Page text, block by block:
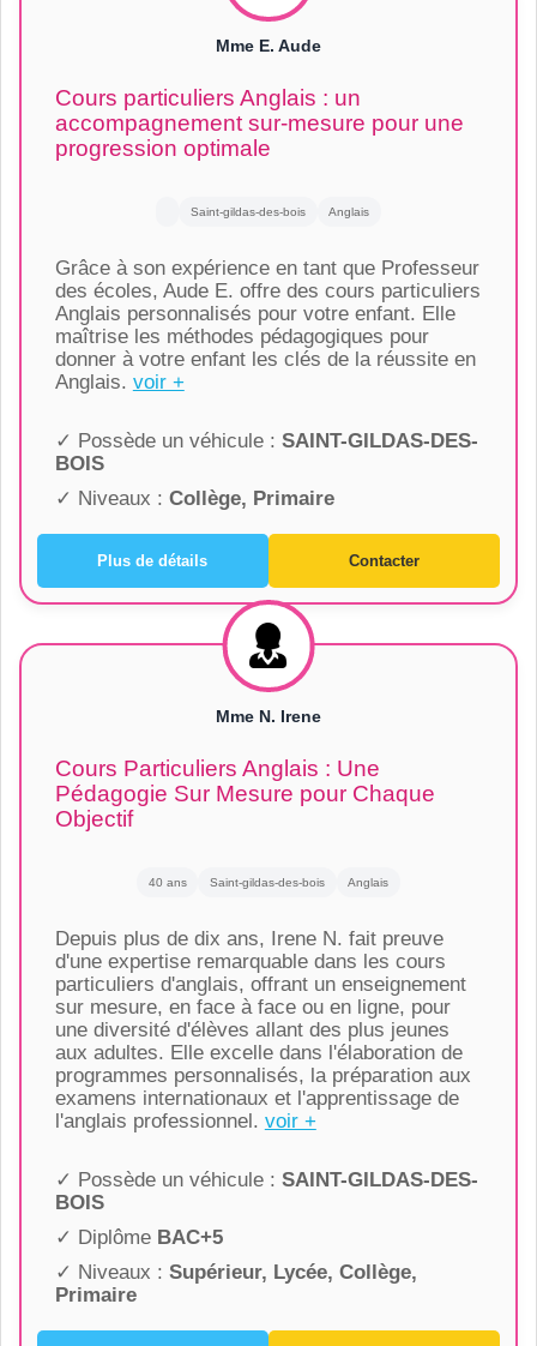
Mme E. Aude
Cours particuliers Anglais : un
accompagnement sur-mesure pour une
progression optimale
Saint-gildas-des-bois Anglais
Grâce à son expérience en tant que Professeur
des écoles, Aude E. offre des cours particuliers
Anglais personnalisés pour votre enfant. Elle
maîtrise les méthodes pédagogiques pour
donner à votre enfant les clés de la réussite en
Anglais. voir +
✓ Possède un véhicule : SAINT-GILDAS-DES-
BOIS
✓ Niveaux : Collège, Primaire
Plus de détails Contacter
Mme N. Irene
Cours Particuliers Anglais : Une
Pédagogie Sur Mesure pour Chaque
Objectif
40 ans Saint-gildas-des-bois Anglais
Depuis plus de dix ans, Irene N. fait preuve
d'une expertise remarquable dans les cours
particuliers d'anglais, offrant un enseignement
sur mesure, en face à face ou en ligne, pour
une diversité d'élèves allant des plus jeunes
aux adultes. Elle excelle dans l'élaboration de
programmes personnalisés, la préparation aux
examens internationaux et l'apprentissage de
l'anglais professionnel. voir +
✓ Possède un véhicule : SAINT-GILDAS-DES-
BOIS
✓ Diplôme BAC+5
✓ Niveaux : Supérieur, Lycée, Collège,
Primaire